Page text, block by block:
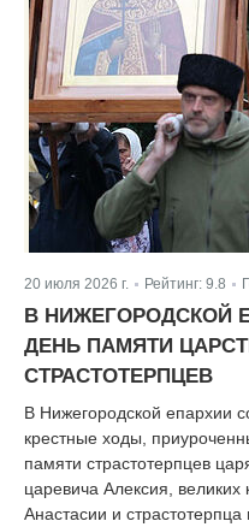
20 июля 2026 г. Рейтинг: 9.8
В НИЖЕГОРОДСКОЙ
ДЕНЬ ПАМЯТИ
СТРАСТОТЕРПЦЕВ
В Нижегородской епархии
крестные ходы,
памяти страстотерпцев
царевича Алексия,
Анастасии и